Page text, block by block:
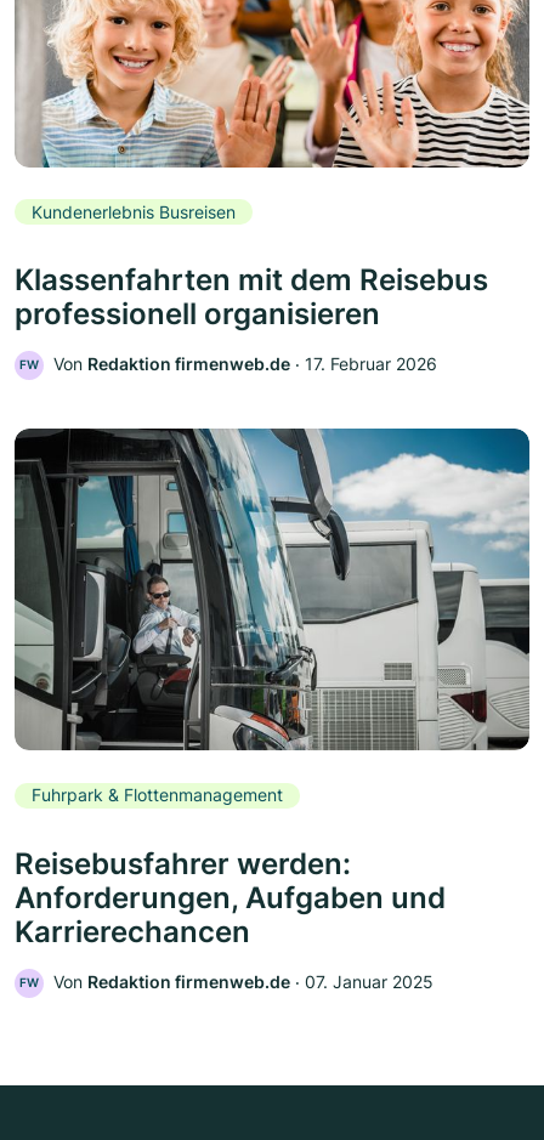
Kundenerlebnis Busreisen
Klassenfahrten mit dem Reisebus
professionell organisieren
FW Von Redaktion firmenweb.de ‧ 17. Februar 2026
Fuhrpark & Flottenmanagement
Reisebusfahrer werden:
Anforderungen, Aufgaben und
Karrierechancen
FW Von Redaktion firmenweb.de ‧ 07. Januar 2025